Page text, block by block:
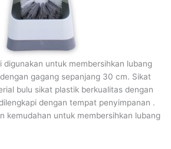
digunakan untuk membersihkan lubang
gagang sepanjang 30 cm. Sikat
bulu sikat plastik berkualitas dengan
dengan tempat penyimpanan .
kemudahan untuk membersihkan lubang